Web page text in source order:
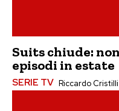
Suits chiude:
episodi in estate
SERIE TV Riccardo Cristilli